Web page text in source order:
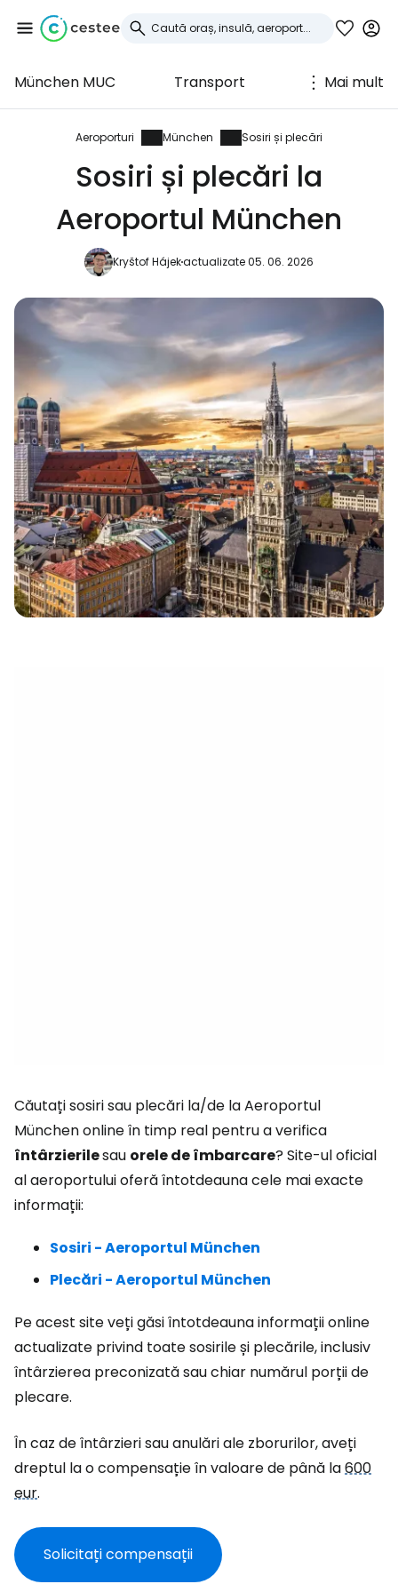
München MUC Transport Mai mult
Aeroporturi München Sosiri și plecări
Sosiri și plecări la
Aeroportul München
Kryštof Hájekactualizate 05. 06. 2026
Căutați sosiri sau plecări la/de la Aeroportul
München online în timp real pentru a verifica
întârzierilesau orele de îmbarcare? Site-ul oficial
al aeroportului oferă întotdeauna cele mai exacte
informații:
Sosiri - Aeroportul München
Plecări - Aeroportul München
Pe acest site veți găsi întotdeauna informații online
actualizate privind toate sosirile și plecările, inclusiv
întârzierea preconizată sau chiar numărul porții de
plecare.
În caz de întârzieri sau anulări ale zborurilor, aveți
dreptul la o compensație în valoare de până la600
eur.
Solicitați compensații
Conectați-vă la
Cestee
... comunitatea mondială a călătorilor
Continuați cu e-mailul